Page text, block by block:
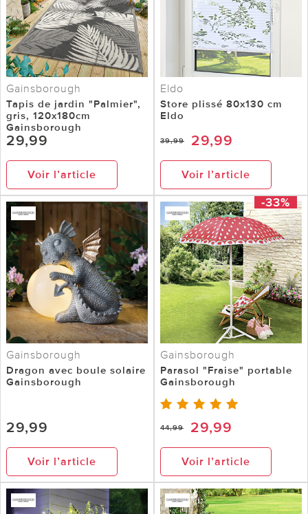
Gainsborough
Tapis de jardin "Palmier",
gris, 120x180cm
Gainsborough
29,99
Voir l’article
Eldo
Store plissé 80x130 cm
Eldo
39,99 29,99
Voir l’article
Gainsborough
Dragon avec boule solaire
Gainsborough
29,99
Voir l’article
-33%
Gainsborough
Parasol "Fraise" portable
Gainsborough
44,99 29,99
Voir l’article